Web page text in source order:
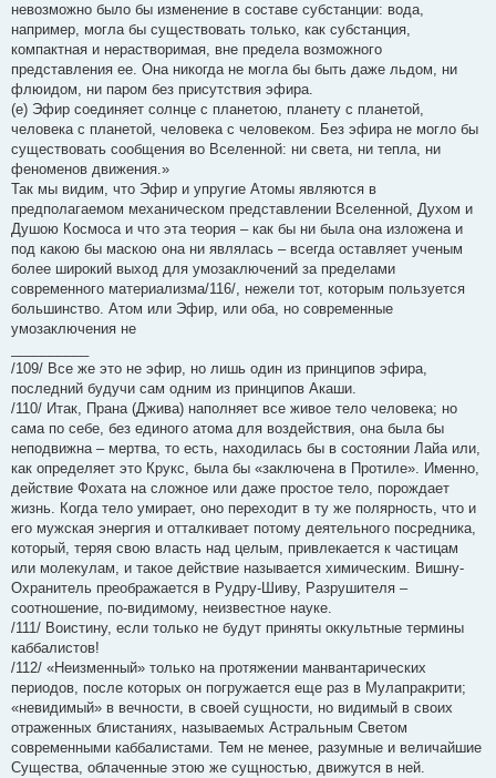
невозможно было бы изменение в составе субстанции: вода,
например, могла бы существовать только, как субстанция,
компактная и нерастворимая, вне предела возможного
представления ее. Она никогда не могла бы быть даже льдом, ни
флюидом, ни паром без присутствия эфира.
(e) Эфир соединяет солнце с планетою, планету с планетой,
человека с планетой, человека с человеком. Без эфира не могло бы
существовать сообщения во Вселенной: ни света, ни тепла, ни
феноменов движения.»
Так мы видим, что Эфир и упругие Атомы являются в
предполагаемом механическом представлении Вселенной, Духом и
Душою Космоса и что эта теория – как бы ни была она изложена и
под какою бы маскою она ни являлась – всегда оставляет ученым
более широкий выход для умозаключений за пределами
современного материализма/116/, нежели тот, которым пользуется
большинство. Атом или Эфир, или оба, но современные
умозаключения не
/109/ Все же это не эфир, но лишь один из принципов эфира,
последний будучи сам одним из принципов Акаши.
/110/ Итак, Прана (Джива) наполняет все живое тело человека; но
сама по себе, без единого атома для воздействия, она была бы
неподвижна – мертва, то есть, находилась бы в состоянии Лайа или,
как определяет это Крукс, была бы «заключена в Протиле». Именно,
действие Фохата на сложное или даже простое тело, порождает
жизнь. Когда тело умирает, оно переходит в ту же полярность, что и
его мужская энергия и отталкивает потому деятельного посредника,
который, теряя свою власть над целым, привлекается к частицам
или молекулам, и такое действие называется химическим. Вишну-
Охранитель преображается в Рудру-Шиву, Разрушителя –
соотношение, по-видимому, неизвестное науке.
/111/ Воистину, если только не будут приняты оккультные термины
каббалистов!
/112/ «Неизменный» только на протяжении манвантарических
периодов, после которых он погружается еще раз в Мулапракрити;
«невидимый» в вечности, в своей сущности, но видимый в своих
отраженных блистаниях, называемых Астральным Светом
современными каббалистами. Тем не менее, разумные и величайшие
Существа, облаченные этою же сущностью, движутся в ней.